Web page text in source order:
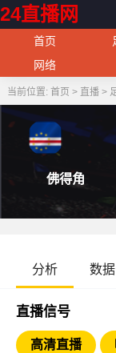
24直播网
首页
网络
当前位置: 首页 > 直播>
佛得角
分析 数据
直播信号
高清直播